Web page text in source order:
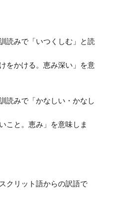
読みで「いつくしむ」と読
をかける。恵み深い」を意
読みで「かなしい・かなし
こと。恵み」を意味しま
クリット語からの訳語で